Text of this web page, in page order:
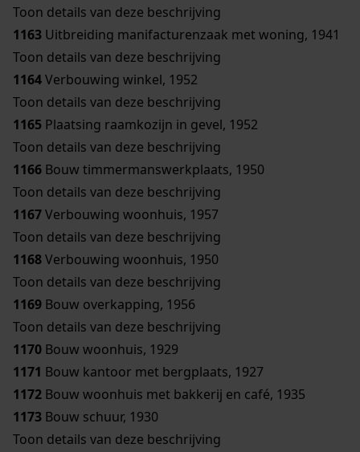
Toon details van deze beschrijving
1163 Uitbreiding manifacturenzaak met woning, 1941
Toon details van deze beschrijving
1164Verbouwing winkel, 1952
Toon details van deze beschrijving
1165 Plaatsing raamkozijn in gevel, 1952
Toon details van deze beschrijving
1166 Bouw timmermanswerkplaats, 1950
Toon details van deze beschrijving
1167Verbouwing woonhuis, 1957
Toon details van deze beschrijving
1168Verbouwing woonhuis, 1950
Toon details van deze beschrijving
1169 Bouw overkapping, 1956
Toon details van deze beschrijving
1170 Bouw woonhuis, 1929
1171 Bouw kantoor met bergplaats, 1927
1172 Bouw woonhuis met bakkerij en café, 1935
1173 Bouw schuur, 1930
Toon details van deze beschrijving